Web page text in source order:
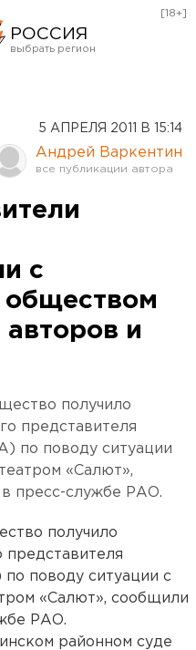
РОССИЯ
Оренбург
[18+]
5 АПРЕЛЯ 2011 В 15:14
Андрей Варкентин
с
обществом
авторов и
получило
представителя
по поводу ситуации
«Салют»,
пресс-службе РАО.
получило
представителя
поводу ситуации с
«Салют», сообщили
РАО.
районном суде